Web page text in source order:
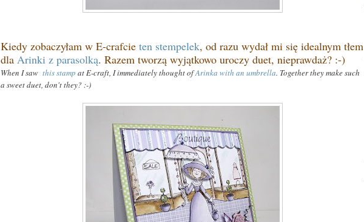
Kiedy zobaczyłam w E-crafcie ten stempelek, od razu wydał mi się idealnym tłem
dla Arinki z parasolką. Razem tworzą wyjątkowo uroczy duet, nieprawdaż? :-)
When I saw this stamp at E-craft, I immediately thought ofArinka with an umbrella. Together they make such
a sweet duet, don't they? :-)